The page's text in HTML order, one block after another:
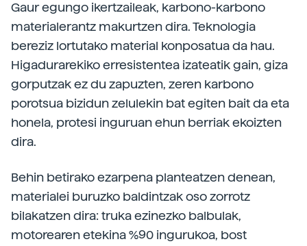
Gaur egungo ikertzaileak, karbono-karbono
materialerantz makurtzen dira. Teknologia
bereziz lortutako material konposatua da hau.
Higadurarekiko erresistentea izateatik gain, giza
gorputzak ez du zapuzten, zeren karbono
porotsua bizidun zelulekin bat egiten bait da eta
honela, protesi inguruan ehun berriak ekoizten
dira.
Behin betirako ezarpena planteatzen denean,
materialei buruzko baldintzak oso zorrotz
bilakatzen dira: truka ezinezko balbulak,
motorearen etekina %90 ingurukoa, bost